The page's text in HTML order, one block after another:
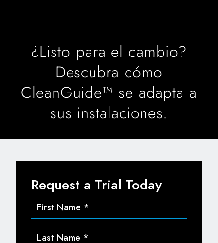
¿Listo para el cambio?
Descubra cómo
CleanGuide™ se adapta a
sus instalaciones.